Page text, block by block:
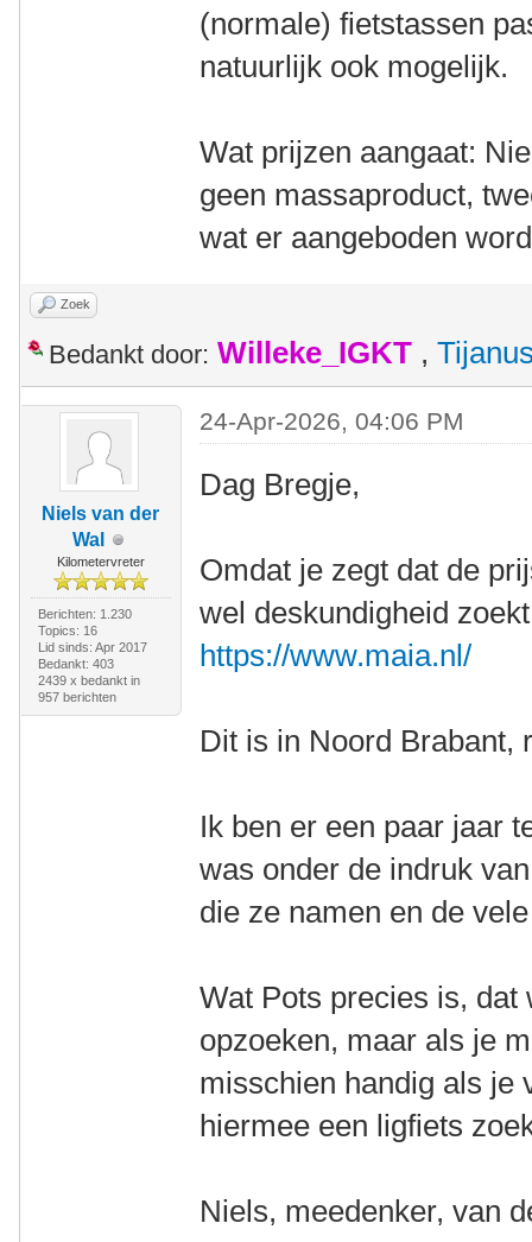
(normale) fietstassen
natuurlijk ook mogelijk.
Wat prijzen aangaat:
geen massaproduct,
wat er aangeboden
Zoek
Bedankt door: Willeke_IGKT ,
Niels van der
Wal
Kilometervreter
Berichten: 1.230
Topics: 16
Lid sinds: Apr 2017
Bedankt: 403
2439 x bedankt in
957 berichten
24-Apr-2026, 04:06 PM
Dag Bregje,
Omdat je zegt dat de
wel deskundigheid
https://www.maia.nl/
Dit is in Noord Brabant,
Ik ben er een paar jaar
was onder de indruk
die ze namen en de
Wat Pots precies is, dat
opzoeken, maar als je
misschien handig als je
hiermee een ligfiets
Niels, meedenker, van